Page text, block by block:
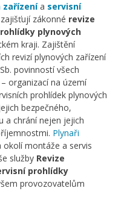
zařízenía servisní
zajišťují zákonné revize
plynových
kraji. Zajištění
revizí plynových zařízení
povinností všech
organizací na území
prohlídek plynových
bezpečného,
a chrání nejen jejich
Plynaři
okolí montáže a servis
služby Revize
prohlídky
provozovatelům